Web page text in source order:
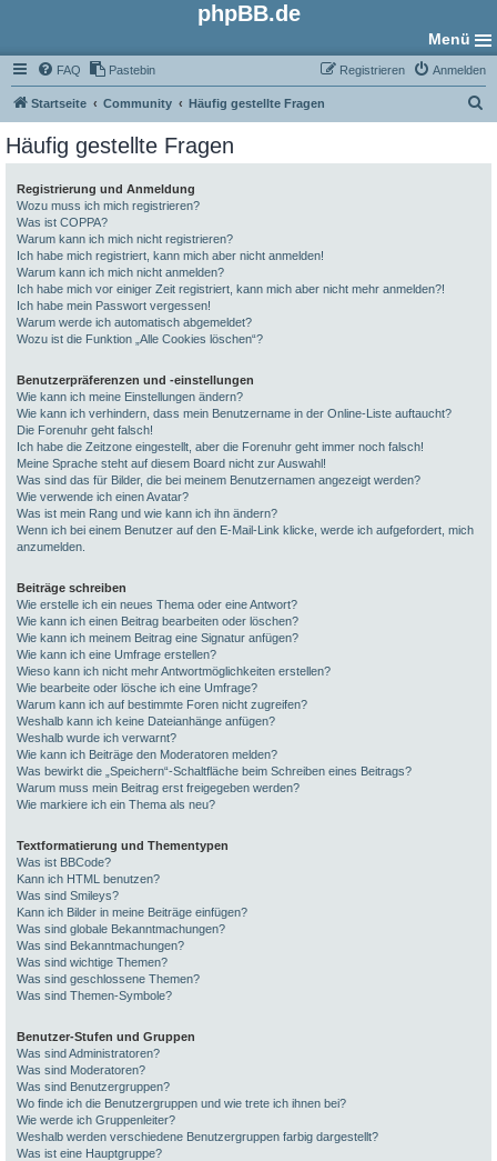
phpBB.de
Menü
FAQ Pastebin Anmelden
Registrieren
Startseite Community Häufig gestellte Fragen
Häufig gestellte Fragen
Registrierung und Anmeldung
Wozu muss ich mich registrieren?
Was ist COPPA?
Warum kann ich mich nicht registrieren?
Ich habe mich registriert, kann mich aber nicht anmelden!
Warum kann ich mich nicht anmelden?
Ich habe mich vor einiger Zeit registriert, kann mich aber nicht mehr anmelden?!
Ich habe mein Passwort vergessen!
Warum werde ich automatisch abgemeldet?
Wozu ist die Funktion „Alle Cookies löschen“?
Benutzerpräferenzen und -einstellungen
Wie kann ich meine Einstellungen ändern?
Wie kann ich verhindern, dass mein Benutzername in der Online-Liste auftaucht?
Die Forenuhr geht falsch!
Ich habe die Zeitzone eingestellt, aber die Forenuhr geht immer noch falsch!
Meine Sprache steht auf diesem Board nicht zur Auswahl!
Was sind das für Bilder, die bei meinem Benutzernamen angezeigt werden?
Wie verwende ich einen Avatar?
Was ist mein Rang und wie kann ich ihn ändern?
Wenn ich bei einem Benutzer auf den E-Mail-Link klicke, werde ich aufgefordert, mich
anzumelden.
Beiträge schreiben
Wie erstelle ich ein neues Thema oder eine Antwort?
Wie kann ich einen Beitrag bearbeiten oder löschen?
Wie kann ich meinem Beitrag eine Signatur anfügen?
Wie kann ich eine Umfrage erstellen?
Wieso kann ich nicht mehr Antwortmöglichkeiten erstellen?
Wie bearbeite oder lösche ich eine Umfrage?
Warum kann ich auf bestimmte Foren nicht zugreifen?
Weshalb kann ich keine Dateianhänge anfügen?
Weshalb wurde ich verwarnt?
Wie kann ich Beiträge den Moderatoren melden?
Was bewirkt die „Speichern“-Schaltfläche beim Schreiben eines Beitrags?
Warum muss mein Beitrag erst freigegeben werden?
Wie markiere ich ein Thema als neu?
Textformatierung und Thementypen
Was ist BBCode?
Kann ich HTML benutzen?
Was sind Smileys?
Kann ich Bilder in meine Beiträge einfügen?
Was sind globale Bekanntmachungen?
Was sind Bekanntmachungen?
Was sind wichtige Themen?
Was sind geschlossene Themen?
Was sind Themen-Symbole?
Benutzer-Stufen und Gruppen
Was sind Administratoren?
Was sind Moderatoren?
Was sind Benutzergruppen?
Wo finde ich die Benutzergruppen und wie trete ich ihnen bei?
Wie werde ich Gruppenleiter?
Weshalb werden verschiedene Benutzergruppen farbig dargestellt?
Was ist eine Hauptgruppe?